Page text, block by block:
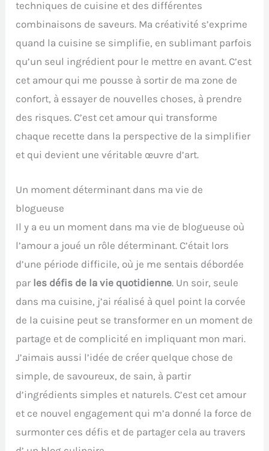
techniques de cuisine et des différentes
combinaisons de saveurs. Ma créativité s’exprime
quand la cuisine se simplifie, en sublimant parfois
qu’un seul ingrédient pour le mettre en avant. C’est
cet amour qui me pousse à sortir de ma zone de
confort, à essayer de nouvelles choses, à prendre
des risques. C’est cet amour qui transforme
chaque recette dans la perspective de la simplifier
et qui devient une véritable œuvre d’art.
Un moment déterminant dans ma vie de
blogueuse
Il y a eu un moment dans ma vie de blogueuse où
l’amour a joué un rôle déterminant. C’était lors
d’une période difficile, où je me sentais débordée
par les défis de la vie quotidienne. Un soir, seule
dans ma cuisine, j’ai réalisé à quel point la corvée
de la cuisine peut se transformer en un moment de
partage et de complicité en impliquant mon mari.
J’aimais aussi l’idée de créer quelque chose de
simple, de savoureux, de sain, à partir
d’ingrédients simples et naturels. C’est cet amour
et ce nouvel engagement qui m’a donné la force de
surmonter ces défis et de partager cela au travers